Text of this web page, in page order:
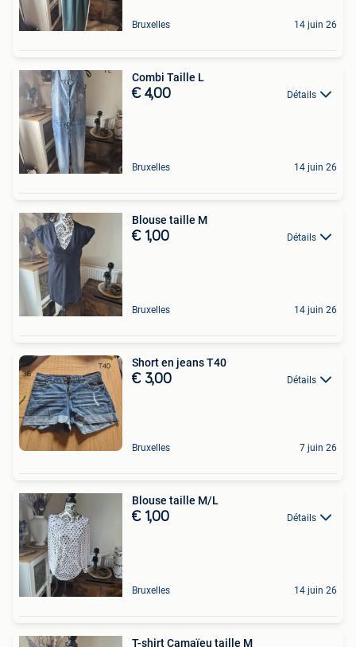
Bruxelles 14 juin 26
Combi Taille L
€ 4,00 Détails
Bruxelles 14 juin 26
Blouse taille M
€ 1,00 Détails
Bruxelles 14 juin 26
Short en jeans T40
€ 3,00 Détails
Bruxelles 7 juin 26
Blouse taille M/L
€ 1,00 Détails
Bruxelles 14 juin 26
T-shirt Camaïeu taille M